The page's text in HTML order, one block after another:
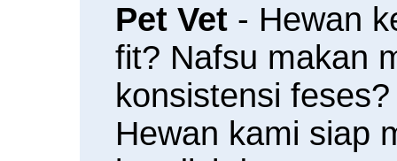
Pet Vet - Hewan
fit? Nafsu makan
konsistensi
Hewan kami siap